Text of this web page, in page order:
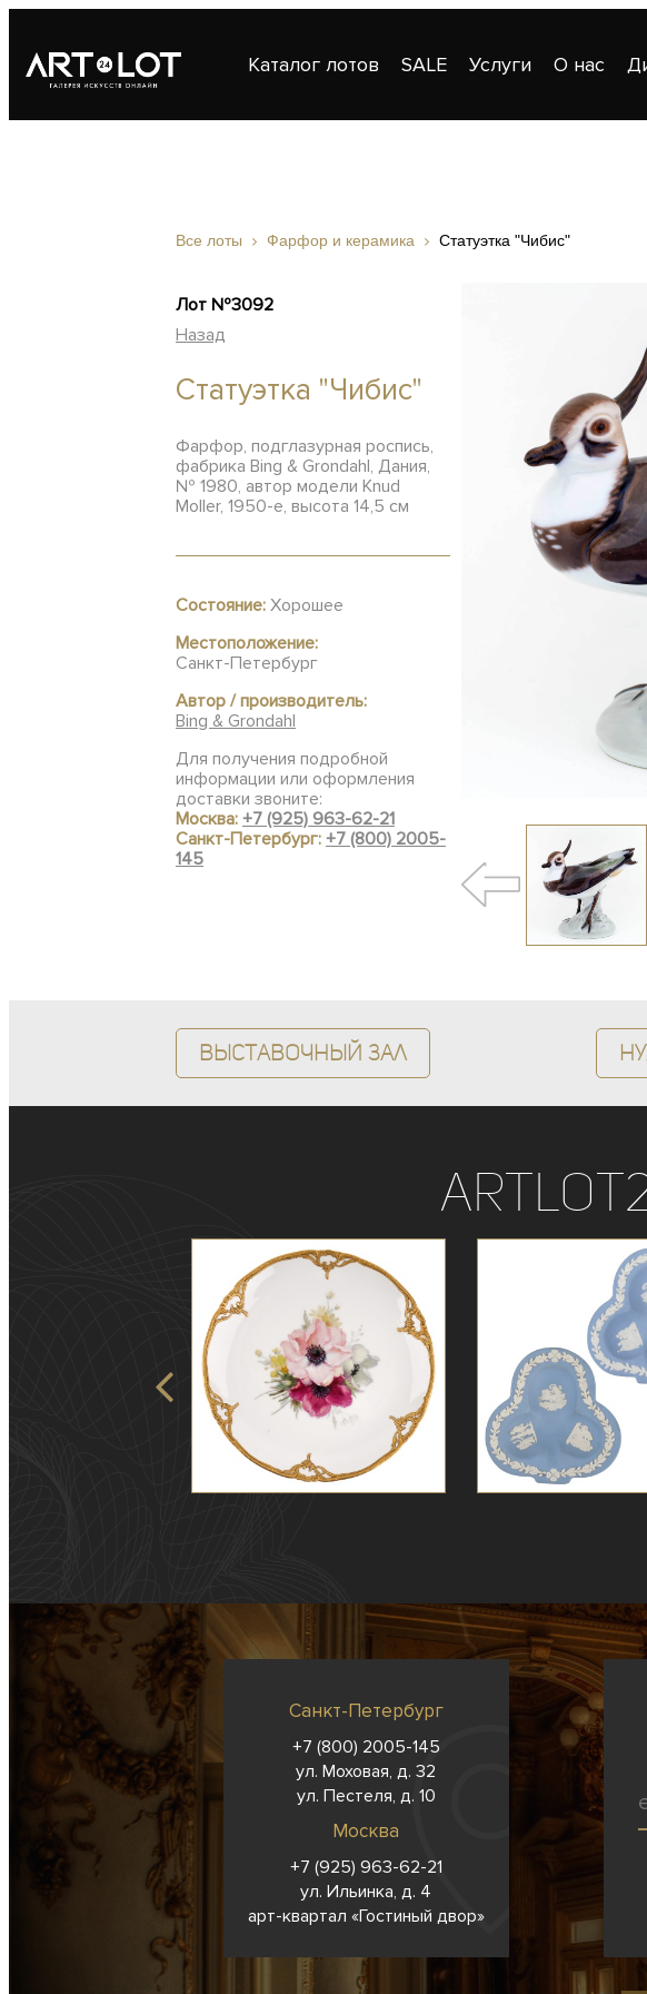
Каталог лотов SALE Услуги О нас
Все лоты Фарфор и керамика Статуэтка "Чибис"
Лот №3092
Назад
Статуэтка "Чибис"
Фарфор, подглазурная роспись,
фабрика Bing & Grondahl, Дания,
№ 1980, автор модели Knud
Moller, 1950-е, высота 14,5 см
Состояние: Хорошее
Местоположение:
Санкт-Петербург
Автор / производитель:
Bing & Grondahl
Для получения подробной
информации или оформления
доставки звоните:
Москва: +7 (925) 963-62-21
Санкт-Петербург: +7 (800) 2005-
145
Выставочный зал
Санкт-Петербург
+7 (800) 2005-145
ул. Моховая, д. 32
ул. Пестеля, д. 10
Москва
+7 (925) 963-62-21
ул. Ильинка, д. 4
арт-квартал «Гостиный двор»